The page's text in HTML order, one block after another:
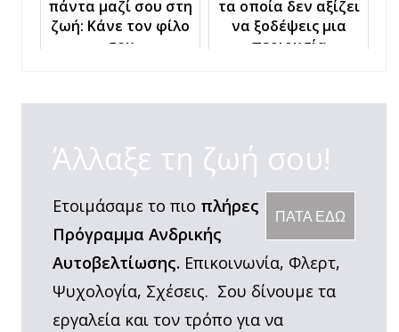
πάντα μαζί σου στη
ζωή: Κάνε τον φίλο
σου
τα οποία δεν αξίζει
να ξοδέψεις μια
περιουσία
Άλλαξε τη ζωή σου!
ΠΑΤΑ ΕΔΩ
Ετοιμάσαμε το πιο πλήρες
Πρόγραμμα Ανδρικής
Αυτοβελτίωσης. Επικοινωνία, Φλερτ,
Ψυχολογία, Σχέσεις. Σου δίνουμε τα
εργαλεία και τον τρόπο για να